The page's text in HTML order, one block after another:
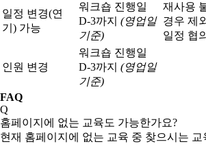
일정 변경(연
기) 가능
워크숍 진행일
D-3까지 (영업일
기준)
재사용
경우 제
일정 협
인원 변경
워크숍 진행일
D-3까지 (영업일
기준)
FAQ
Q
홈페이지에 없는 교육도 가능한가요?
현재 홈페이지에 없는 교육 중 찾으시는 교